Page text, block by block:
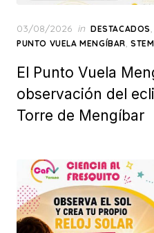
Posted
on
03/08/2026 in DESTACADOS,
PUNTO VUELA MENGÍBAR, STEM
El Punto Vuela
observación del
Torre de Mengíbar